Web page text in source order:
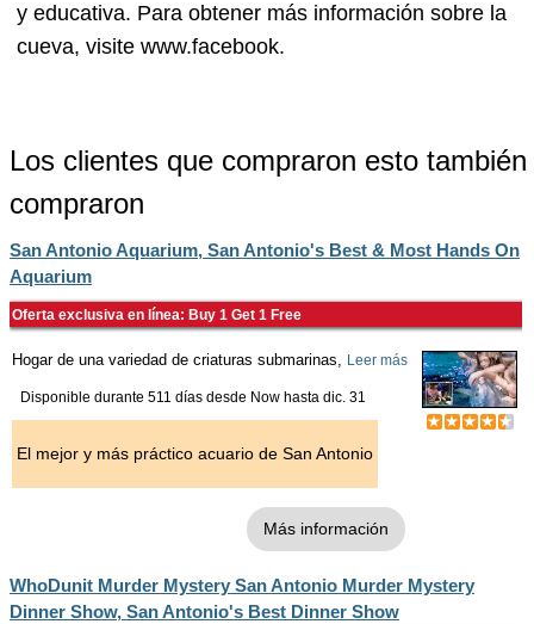
y educativa. Para obtener más información sobre la
cueva, visite www.facebook.
Los clientes que compraron esto también
compraron
San Antonio Aquarium, San Antonio's Best & Most Hands On
Aquarium
Oferta exclusiva en línea: Buy 1 Get 1 Free
Hogar de una variedad de criaturas submarinas, Leer más
Disponible durante 511 días desde Now hasta dic. 31
El mejor y más práctico acuario de San Antonio
Más información
WhoDunit Murder Mystery San Antonio Murder Mystery
Dinner Show, San Antonio's Best Dinner Show